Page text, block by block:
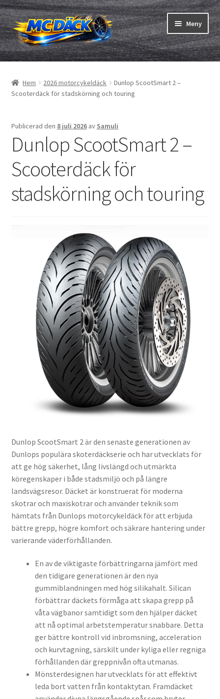
Hoppa
till
navigering
Hoppa
till
innehåll
Meny
Däck
Slangar & fälgband
Däck ABC
Däcktest
Märken
Hem 2026 motorcykeldäck
Dunlop ScootSmart 2 –
Scooterdäck för stadskörning och touring
Publicerad den 8 juli 2026 av Samuli
Dunlop ScootSmart 2 –
Scooterdäck för
stadskörning och touring
Dunlop ScootSmart 2 är den senaste generationen av
Dunlops populära skoterdäckserie och har utvecklats för
att ge hög säkerhet, lång livslängd och utmärkta
köregenskaper i både stadsmiljö och på längre
landsvägsresor. Däcket är konstruerat för moderna
skotrar och maxiskotrar och använder teknik som
hämtats från Dunlops motorcykeldäck för att erbjuda
bättre grepp, högre komfort och säkrare hantering under
varierande väderförhållanden.
En av de viktigaste förbättringarna jämfört med
den tidigare generationen är den nya
gummiblandningen med hög silikahalt. Silican
förbättrar däckets förmåga att skapa grepp på
våta vägbanor samtidigt som den hjälper däcket
att nå optimal arbetstemperatur snabbare. Detta
ger bättre kontroll vid inbromsning, acceleration
och kurvtagning, särskilt under kyliga eller regniga
förhållanden där greppnivån ofta utmanas.
Mönsterdesignen har utvecklats för att effektivt
leda bort vatten från kontaktytan. Framdäcket